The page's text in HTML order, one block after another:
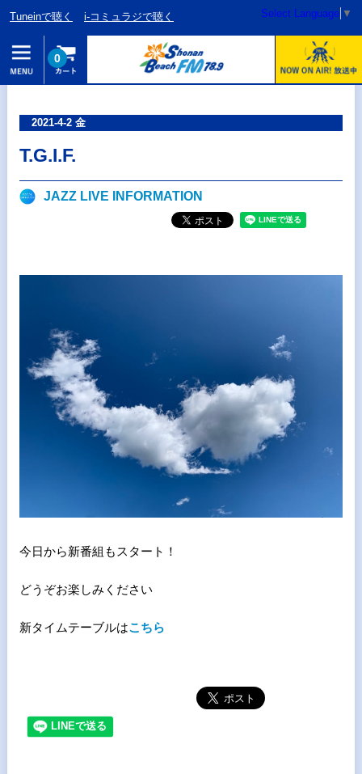
Tuneinで聴く i-コミュラジで聴く Select Language ▼
0
2021-4-2 金
T.G.I.F.
JAZZ LIVE INFORMATION
今日から新番組も スタート！
どうぞお楽しみください
新タイムテーブルはこちら